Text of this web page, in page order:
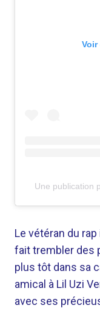
Une publication
Le vétéran du
fait trembler des
plus tôt dans sa
amical à Lil Uzi
avec ses